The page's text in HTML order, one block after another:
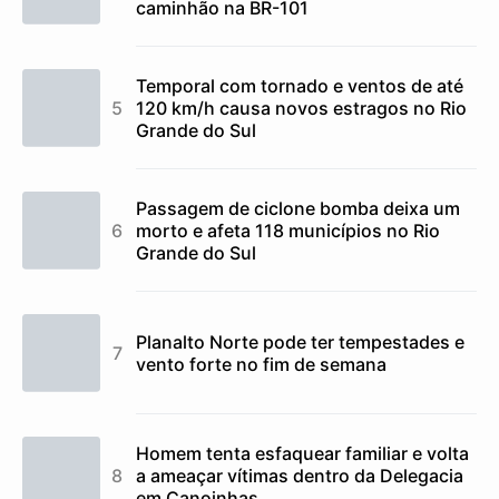
caminhão na BR-101
Temporal com tornado e ventos de até
120 km/h causa novos estragos no Rio
Grande do Sul
Passagem de ciclone bomba deixa um
morto e afeta 118 municípios no Rio
Grande do Sul
Planalto Norte pode ter tempestades e
vento forte no fim de semana
Homem tenta esfaquear familiar e volta
a ameaçar vítimas dentro da Delegacia